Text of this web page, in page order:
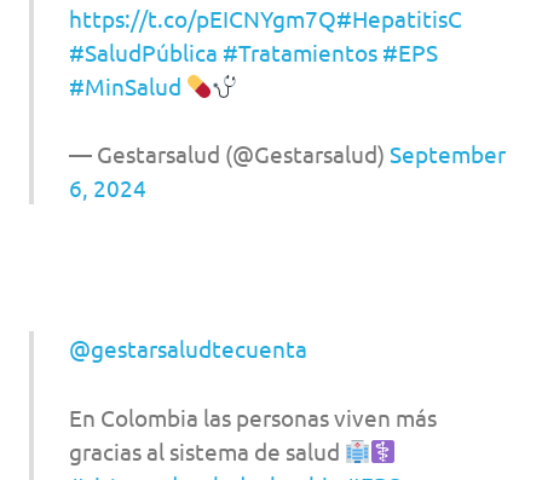
https://t.co/pEICNYgm7Q#HepatitisC
#SaludPública #Tratamientos #EPS
#MinSalud
— Gestarsalud (@Gestarsalud) September
6, 2024
@gestarsaludtecuenta
En Colombia las personas viven más
gracias al sistema de salud